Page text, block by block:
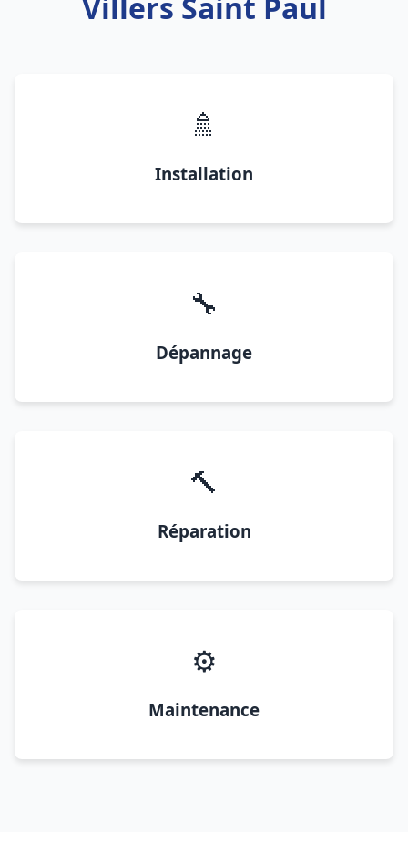
🚿
Installation
🔧
Dépannage
🔨
Réparation
⚙️
Maintenance